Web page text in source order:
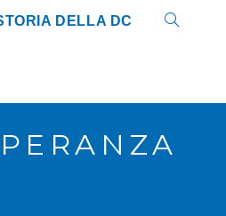
DELLA DC